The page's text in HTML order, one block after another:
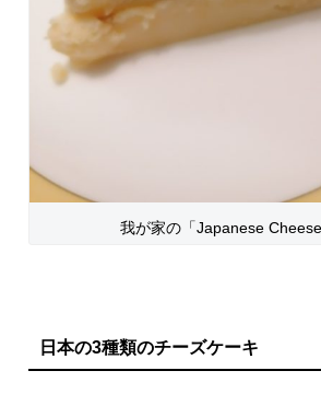
我が家の「Japanese
日本の3種類のチーズケーキ